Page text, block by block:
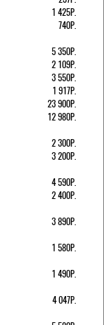
1 425Р.
740Р.
5 350Р.
2 109Р.
3 550Р.
1 917Р.
23 900Р.
12 980Р.
2 300Р.
3 200Р.
4 590Р.
2 400Р.
3 890Р.
1 580Р.
1 490Р.
4 047Р.